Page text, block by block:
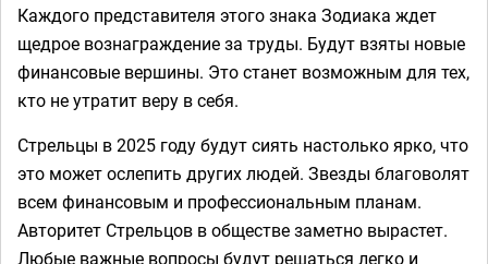
Каждого представителя этого знака Зодиака ждет
щедрое вознаграждение за труды. Будут взяты новые
финансовые вершины. Это станет возможным для тех,
кто не утратит веру в себя.
Стрельцы в 2025 году будут сиять настолько ярко, что
это может ослепить других людей. Звезды благоволят
всем финансовым и профессиональным планам.
Авторитет Стрельцов в обществе заметно вырастет.
Любые важные вопросы будут решаться легко и